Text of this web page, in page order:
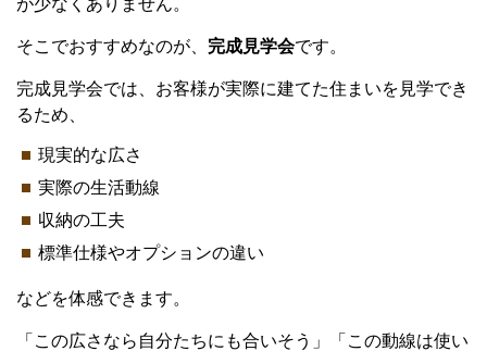
が少なくありません。
そこでおすすめなのが、 完成見学会です。
完成見学会では、お客様が実際に建てた住まいを見学でき
るため、
現実的な広さ
実際の生活動線
収納の工夫
標準仕様やオプションの違い
などを体感できます。
「この広さなら自分たちにも合いそう」「この動線は使い